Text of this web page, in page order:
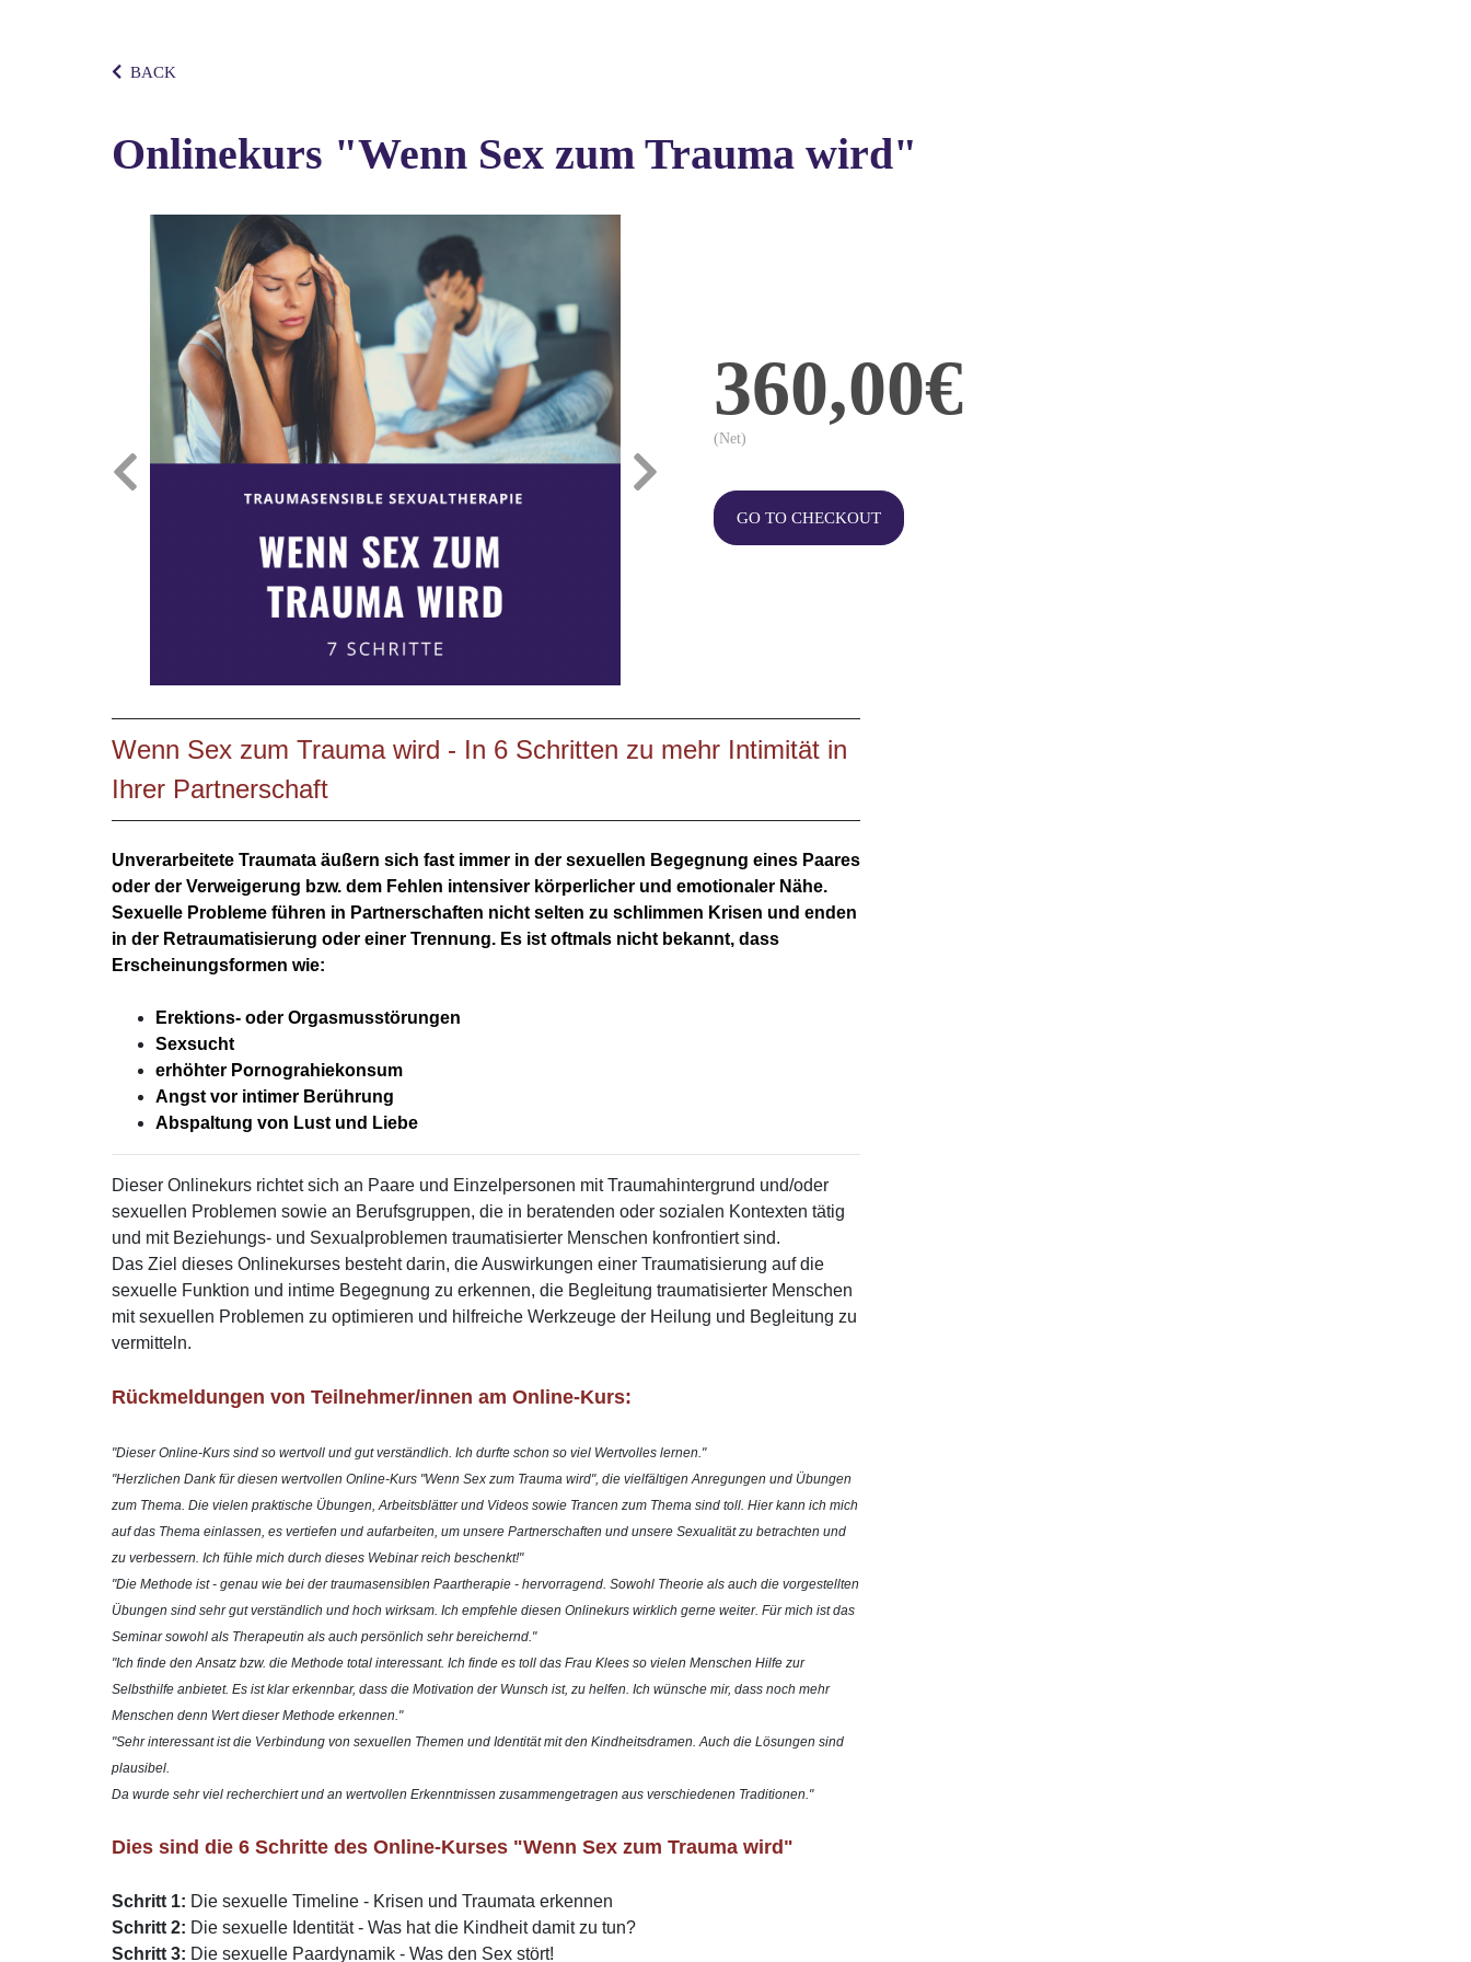
BACK
Onlinekurs "Wenn Sex zum Trauma wird"
360,00€
(Net)
GO TO CHECKOUT
Wenn Sex zum Trauma wird - In 6 Schritten zu mehr Intimität in
Ihrer Partnerschaft
Unverarbeitete Traumata äußern sich fast immer in der sexuellen Begegnung eines Paares
oder der Verweigerung bzw. dem Fehlen intensiver körperlicher und emotionaler Nähe.
Sexuelle Probleme führen in Partnerschaften nicht selten zu schlimmen Krisen und enden
in der Retraumatisierung oder einer Trennung. Es ist oftmals nicht bekannt, dass
Erscheinungsformen wie:
Erektions- oder Orgasmusstörungen
Sexsucht
erhöhter Pornograhiekonsum
Angst vor intimer Berührung
Abspaltung von Lust und Liebe
Dieser Onlinekurs richtet sich an Paare und Einzelpersonen mit Traumahintergrund und/oder
sexuellen Problemen sowie an Berufsgruppen, die in beratenden oder sozialen Kontexten tätig
und mit Beziehungs- und Sexualproblemen traumatisierter Menschen konfrontiert sind.
Das Ziel dieses Onlinekurses besteht darin, die Auswirkungen einer Traumatisierung auf die
sexuelle Funktion und intime Begegnung zu erkennen, die Begleitung traumatisierter Menschen
mit sexuellen Problemen zu optimieren und hilfreiche Werkzeuge der Heilung und Begleitung zu
vermitteln.
Rückmeldungen von Teilnehmer/innen am Online-Kurs:
"Dieser Online-Kurs sind so wertvoll und gut verständlich. Ich durfte schon so viel Wertvolles lernen."
"Herzlichen Dank für diesen wertvollen Online-Kurs "Wenn Sex zum Trauma wird", die vielfältigen Anregungen und Übungen
zum Thema. Die vielen praktische Übungen, Arbeitsblätter und Videos sowie Trancen zum Thema sind toll. Hier kann ich mich
auf das Thema einlassen, es vertiefen und aufarbeiten, um unsere Partnerschaften und unsere Sexualität zu betrachten und
zu verbessern. Ich fühle mich durch dieses Webinar reich beschenkt!"
"Die Methode ist - genau wie bei der traumasensiblen Paartherapie - hervorragend. Sowohl Theorie als auch die vorgestellten
Übungen sind sehr gut verständlich und hoch wirksam. Ich empfehle diesen Onlinekurs wirklich gerne weiter. Für mich ist das
Seminar sowohl als Therapeutin als auch persönlich sehr bereichernd."
"Ich finde den Ansatz bzw. die Methode total interessant. Ich finde es toll das Frau Klees so vielen Menschen Hilfe zur
Selbsthilfe anbietet. Es ist klar erkennbar, dass die Motivation der Wunsch ist, zu helfen. Ich wünsche mir, dass noch mehr
Menschen denn Wert dieser Methode erkennen."
"Sehr interessant ist die Verbindung von sexuellen Themen und Identität mit den Kindheitsdramen. Auch die Lösungen sind
plausibel.
Da wurde sehr viel recherchiert und an wertvollen Erkenntnissen zusammengetragen aus verschiedenen Traditionen."
Dies sind die 6 Schritte des Online-Kurses "Wenn Sex zum Trauma wird"
Schritt 1: Die sexuelle Timeline - Krisen und Traumata erkennen
Schritt 2: Die sexuelle Identität - Was hat die Kindheit damit zu tun?
Schritt 3: Die sexuelle Paardynamik - Was den Sex stört!